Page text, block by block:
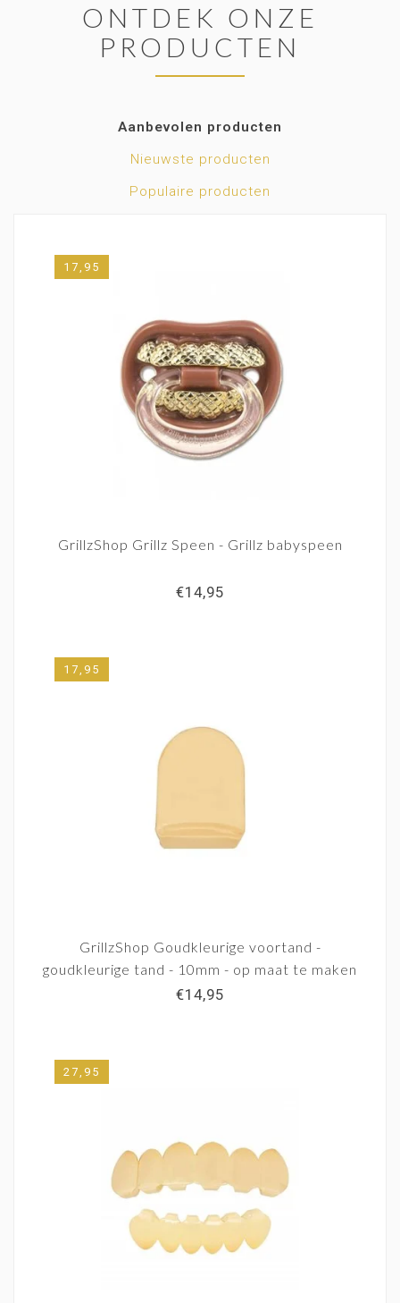
ONTDEK ONZE
PRODUCTEN
Aanbevolen producten
Nieuwste producten
Populaire producten
17,95
GrillzShop Grillz Speen - Grillz babyspeen
€14,95
17,95
GrillzShop Goudkleurige voortand -
goudkleurige tand - 10mm - op maat te maken
€14,95
27,95